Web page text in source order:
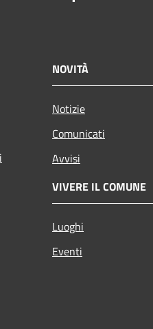
NOVITÀ
Notizie
Comunicati
Avvisi
VIVERE IL COMUNE
Luoghi
Eventi